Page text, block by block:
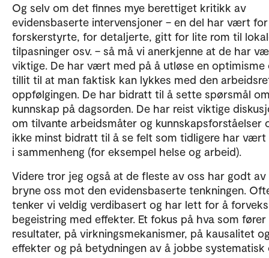
Og selv om det finnes mye berettiget kritikk av
evidensbaserte intervensjoner – en del har vært for
forskerstyrte, for detaljerte, gitt for lite rom til
tilpasninger osv. – så må vi anerkjenne at de har
viktige. De har vært med på å utløse en optimisme
tillit til at man faktisk kan lykkes med den
oppfølgingen. De har bidratt til å sette spørsmål
kunnskap på dagsorden. De har reist viktige
om tilvante arbeidsmåter og kunnskapsforståelser
ikke minst bidratt til å se felt som tidligere har
i sammenheng (for eksempel helse og arbeid).
Videre tror jeg også at de fleste av oss har godt av
bryne oss mot den evidensbaserte tenkningen.
tenker vi veldig verdibasert og har lett for å
begeistring med effekter. Et fokus på hva som
resultater, på virkningsmekanismer, på kausalitet
effekter og på betydningen av å jobbe systematisk